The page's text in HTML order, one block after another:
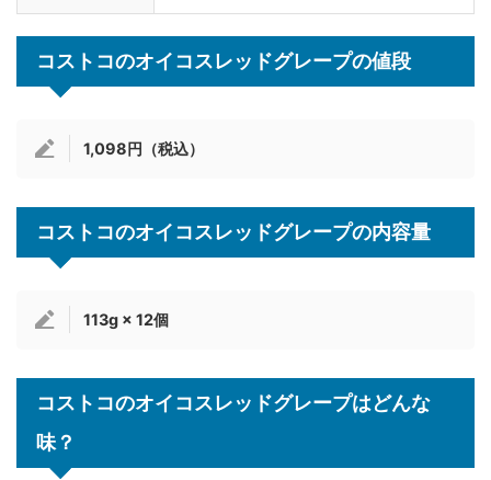
コストコのオイコスレッドグレープの値段
1,098円（税込）
コストコのオイコスレッドグレープの内容量
113g × 12個
コストコのオイコスレッドグレープはどんな
味？